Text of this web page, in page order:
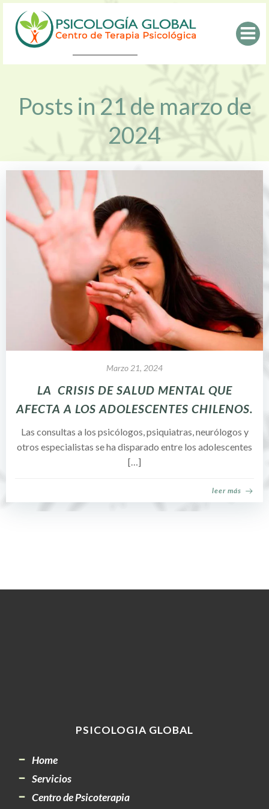
al
contenido
Posts in 21 de marzo de
2024
Marzo 21, 2024
LA CRISIS DE SALUD MENTAL QUE
AFECTA A LOS ADOLESCENTES CHILENOS.
Las consultas a los psicólogos, psiquiatras, neurólogos y
otros especialistas se ha disparado entre los adolescentes
[…]
leer más
PSICOLOGIA GLOBAL
Home
Servicios
Centro de Psicoterapia